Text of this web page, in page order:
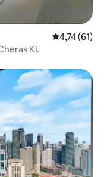
Évaluation
4,74 (61)
KL